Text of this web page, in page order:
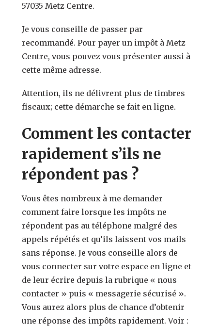
57035 Metz Centre.
Je vous conseille de passer par
recommandé. Pour payer un impôt à Metz
Centre, vous pouvez vous présenter aussi à
cette même adresse.
Attention, ils ne délivrent plus de timbres
fiscaux; cette démarche se fait en ligne.
Comment les contacter
rapidement s’ils ne
répondent pas ?
Vous êtes nombreux à me demander
comment faire lorsque les impôts ne
répondent pas au téléphone malgré des
appels répétés et qu’ils laissent vos mails
sans réponse. Je vous conseille alors de
vous connecter sur votre espace en ligne et
de leur écrire depuis la rubrique « nous
contacter » puis « messagerie sécurisé ».
Vous aurez alors plus de chance d’obtenir
une réponse des impôts rapidement. Voir :